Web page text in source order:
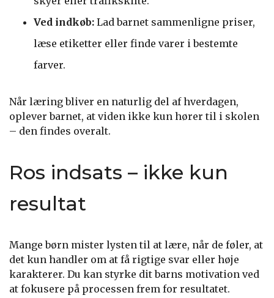
Ved indkøb: Lad barnet sammenligne priser,
læse etiketter eller finde varer i bestemte
farver.
Når læring bliver en naturlig del af hverdagen,
oplever barnet, at viden ikke kun hører til i skolen
– den findes overalt.
Ros indsats – ikke kun
resultat
Mange børn mister lysten til at lære, når de føler, at
det kun handler om at få rigtige svar eller høje
karakterer. Du kan styrke dit barns motivation ved
at fokusere på processen frem for resultatet.